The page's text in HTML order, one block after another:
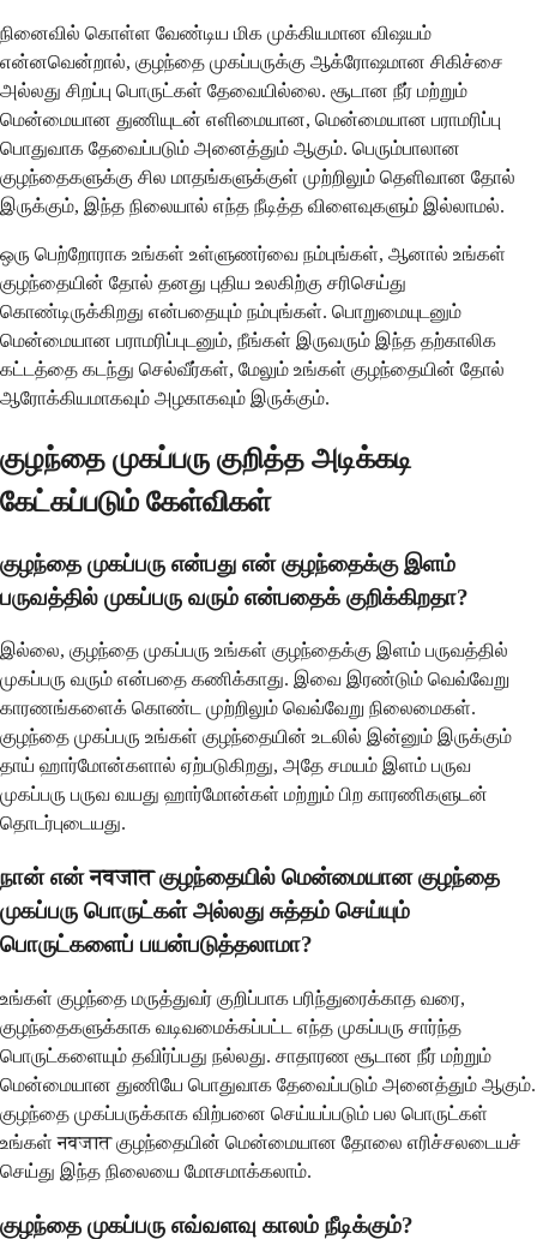
நினைவில் கொள்ள வேண்டிய மிக முக்கியமான விஷயம்
என்னவென்றால், குழந்தை முகப்பருக்கு ஆக்ரோஷமான சிகிச்சை
அல்லது சிறப்பு பொருட்கள் தேவையில்லை. சூடான நீர் மற்றும்
மென்மையான துணியுடன் எளிமையான, மென்மையான பராமரிப்பு
பொதுவாக தேவைப்படும் அனைத்தும் ஆகும். பெரும்பாலான
குழந்தைகளுக்கு சில மாதங்களுக்குள் முற்றிலும் தெளிவான தோல்
இருக்கும், இந்த நிலையால் எந்த நீடித்த விளைவுகளும் இல்லாமல்.
ஒரு பெற்றோராக உங்கள் உள்ளுணர்வை நம்புங்கள், ஆனால் உங்கள்
குழந்தையின் தோல் தனது புதிய உலகிற்கு சரிசெய்து
கொண்டிருக்கிறது என்பதையும் நம்புங்கள். பொறுமையுடனும்
மென்மையான பராமரிப்புடனும், நீங்கள் இருவரும் இந்த தற்காலிக
கட்டத்தை கடந்து செல்வீர்கள், மேலும் உங்கள் குழந்தையின் தோல்
ஆரோக்கியமாகவும் அழகாகவும் இருக்கும்.
குழந்தை முகப்பரு குறித்த அடிக்கடி
கேட்கப்படும் கேள்விகள்
குழந்தை முகப்பரு என்பது என் குழந்தைக்கு இளம்
பருவத்தில் முகப்பரு வரும் என்பதைக் குறிக்கிறதா?
இல்லை, குழந்தை முகப்பரு உங்கள் குழந்தைக்கு இளம் பருவத்தில்
முகப்பரு வரும் என்பதை கணிக்காது. இவை இரண்டும் வெவ்வேறு
காரணங்களைக் கொண்ட முற்றிலும் வெவ்வேறு நிலைமைகள்.
குழந்தை முகப்பரு உங்கள் குழந்தையின் உடலில் இன்னும் இருக்கும்
தாய் ஹார்மோன்களால் ஏற்படுகிறது, அதே சமயம் இளம் பருவ
முகப்பரு பருவ வயது ஹார்மோன்கள் மற்றும் பிற காரணிகளுடன்
தொடர்புடையது.
நான் என் नवजात குழந்தையில் மென்மையான குழந்தை
முகப்பரு பொருட்கள் அல்லது சுத்தம் செய்யும்
பொருட்களைப் பயன்படுத்தலாமா?
உங்கள் குழந்தை மருத்துவர் குறிப்பாக பரிந்துரைக்காத வரை,
குழந்தைகளுக்காக வடிவமைக்கப்பட்ட எந்த முகப்பரு சார்ந்த
பொருட்களையும் தவிர்ப்பது நல்லது. சாதாரண சூடான நீர் மற்றும்
மென்மையான துணியே பொதுவாக தேவைப்படும் அனைத்தும் ஆகும்.
குழந்தை முகப்பருக்காக விற்பனை செய்யப்படும் பல பொருட்கள்
உங்கள் नवजात குழந்தையின் மென்மையான தோலை எரிச்சலடையச்
செய்து இந்த நிலையை மோசமாக்கலாம்.
குழந்தை முகப்பரு எவ்வளவு காலம் நீடிக்கும்?